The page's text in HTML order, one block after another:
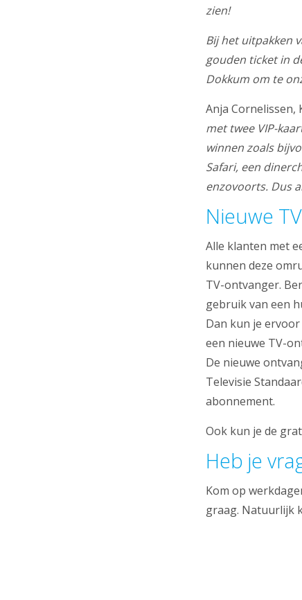
zien!
Bij het uitpakken
gouden ticket in
Dokkum om te
Anja Cornelissen,
met twee VIP-
winnen zoals
Safari, een
enzovoorts. Dus
Nieuwe
Alle klanten met
kunnen deze
TV-ontvanger.
gebruik van een
Dan kun je
een nieuwe TV-
De nieuwe
Televisie
abonnement.
Ook kun je de
Heb je
Kom op
graag. Natuurlijk